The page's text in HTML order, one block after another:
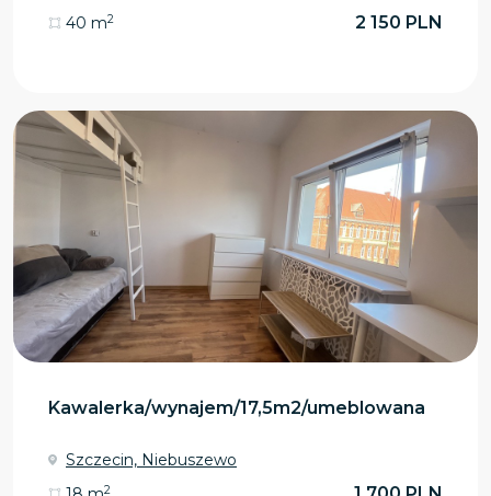
40 m2 2 150 PLN
Kawalerka/wynajem/17,5m2/umeblowana
Szczecin, Niebuszewo
2